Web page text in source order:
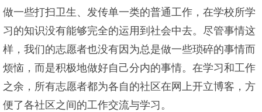
做一些打扫卫生、发传单一类的普通工作，在学校所学
习的知识没有能够完全的运用到社会中去。尽管事情这
样，我们的志愿者也没有因为总是做一些琐碎的事情而
烦恼，而是积极地做好自己分内的事情。在学习和工作
之余，所有志愿者都为各自的社区在网上开立博客，方
便了各社区之间的工作交流与学习。